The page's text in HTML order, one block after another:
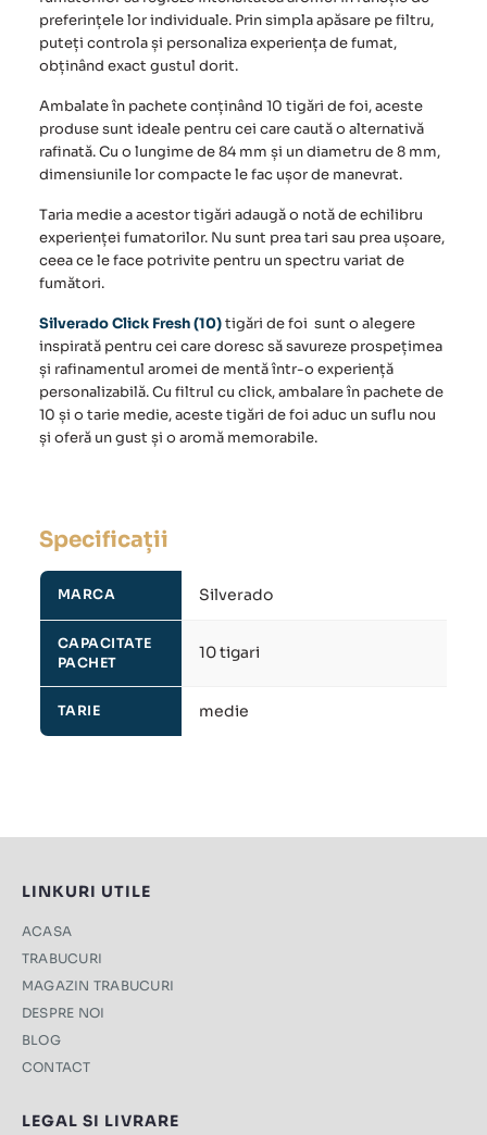
preferințele lor individuale. Prin simpla apăsare pe filtru,
puteți controla și personaliza experiența de fumat,
obținând exact gustul dorit.
Ambalate în pachete conținând 10 tigări de foi, aceste
produse sunt ideale pentru cei care caută o alternativă
rafinată. Cu o lungime de 84 mm și un diametru de 8 mm,
dimensiunile lor compacte le fac ușor de manevrat.
Taria medie a acestor tigări adaugă o notă de echilibru
experienței fumatorilor. Nu sunt prea tari sau prea ușoare,
ceea ce le face potrivite pentru un spectru variat de
fumători.
Silverado Click Fresh (10)tigări de foi sunt o alegere
inspirată pentru cei care doresc să savureze prospețimea
și rafinamentul aromei de mentă într-o experiență
personalizabilă. Cu filtrul cu click, ambalare în pachete de
10 și o tarie medie, aceste tigări de foi aduc un suflu nou
și oferă un gust și o aromă memorabile.
Specificații
MARCA Silverado
CAPACITATE
PACHET
10 tigari
TARIE medie
LINKURI UTILE
ACASA
TRABUCURI
MAGAZIN TRABUCURI
DESPRE NOI
BLOG
CONTACT
LEGAL SI LIVRARE